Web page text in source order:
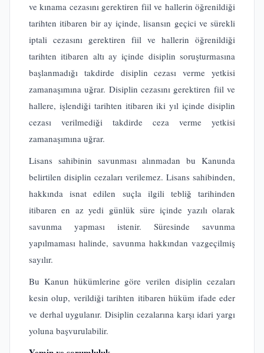
ve kınama cezasını gerektiren fiil ve hallerin öğrenildiği
tarihten itibaren bir ay içinde, lisansın geçici ve sürekli
iptali cezasını gerektiren fiil ve hallerin öğrenildiği
tarihten itibaren altı ay içinde disiplin soruşturmasına
başlanmadığı takdirde disiplin cezası verme yetkisi
zamanaşımına uğrar. Disiplin cezasını gerektiren fiil ve
hallere, işlendiği tarihten itibaren iki yıl içinde disiplin
cezası verilmediği takdirde ceza verme yetkisi
zamanaşımına uğrar.
Lisans sahibinin savunması alınmadan bu Kanunda
belirtilen disiplin cezaları verilemez. Lisans sahibinden,
hakkında isnat edilen suçla ilgili tebliğ tarihinden
itibaren en az yedi günlük süre içinde yazılı olarak
savunma yapması istenir. Süresinde savunma
yapılmaması halinde, savunma hakkından vazgeçilmiş
sayılır.
Bu Kanun hükümlerine göre verilen disiplin cezaları
kesin olup, verildiği tarihten itibaren hüküm ifade eder
ve derhal uygulanır. Disiplin cezalarına karşı idari yargı
yoluna başvurulabilir.